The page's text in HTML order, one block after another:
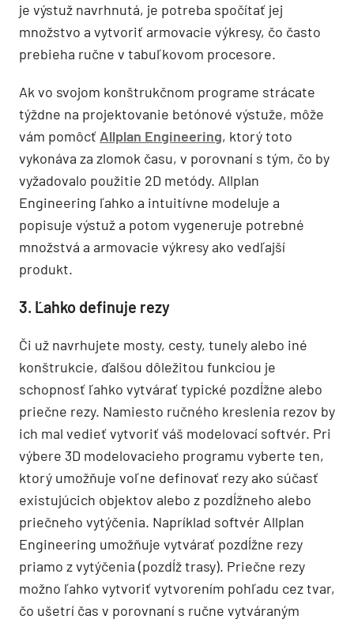
je výstuž navrhnutá, je potreba spočítať jej
množstvo a vytvoriť armovacie výkresy, čo často
prebieha ručne v tabuľkovom procesore.
Ak vo svojom konštrukčnom programe strácate
týždne na projektovanie betónové výstuže, môže
vám pomôcť Allplan Engineering, ktorý toto
vykonáva za zlomok času, v porovnaní s tým, čo by
vyžadovalo použitie 2D metódy. Allplan
Engineering ľahko a intuitívne modeluje a
popisuje výstuž a potom vygeneruje potrebné
množstvá a armovacie výkresy ako vedľajší
produkt.
3. Ľahko definuje rezy
Či už navrhujete mosty, cesty, tunely alebo iné
konštrukcie, ďalšou dôležitou funkciou je
schopnosť ľahko vytvárať typické pozdĺžne alebo
priečne rezy. Namiesto ručného kreslenia rezov by
ich mal vedieť vytvoriť váš modelovací softvér. Pri
výbere 3D modelovacieho programu vyberte ten,
ktorý umožňuje voľne definovať rezy ako súčasť
existujúcich objektov alebo z pozdĺžneho alebo
priečneho vytýčenia. Napríklad softvér Allplan
Engineering umožňuje vytvárať pozdĺžne rezy
priamo z vytýčenia (pozdĺž trasy). Priečne rezy
možno ľahko vytvoriť vytvorením pohľadu cez tvar,
čo ušetrí čas v porovnaní s ručne vytváraným